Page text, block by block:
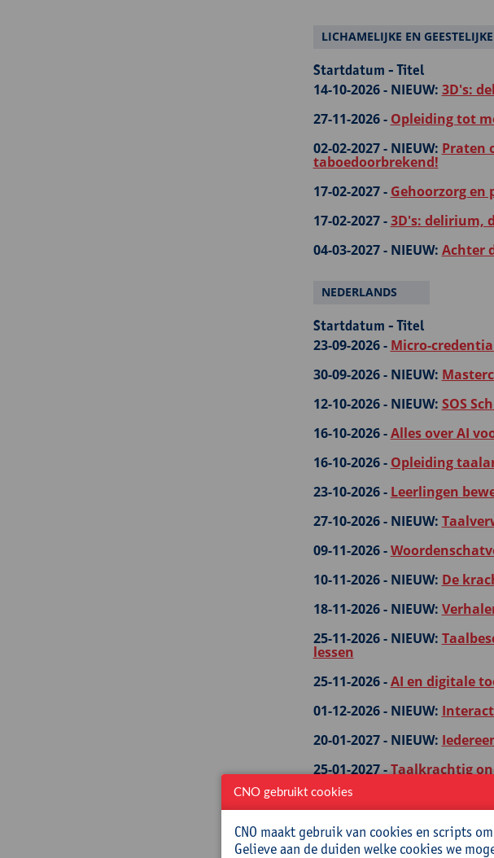
LICHAMELIJKE EN
Startdatum - Titel
14-10-2026 - NIEUW: 3D's:
27-11-2026 - Opleiding tot
02-02-2027 - NIEUW: Praten
taboedoorbrekend!
17-02-2027 - Gehoorzorg
17-02-2027 -3D's: delirium,
04-03-2027 - NIEUW: Achter
NEDERLANDS
Startdatum - Titel
23-09-2026 - Micro-
30-09-2026 - NIEUW:
12-10-2026 - NIEUW: SOS
16-10-2026 -Alles over AI
16-10-2026 - Opleiding
23-10-2026 - Leerlingen
27-10-2026 - NIEUW:
09-11-2026 -
10-11-2026 - NIEUW: De
18-11-2026 - NIEUW:
25-11-2026 - NIEUW:
lessen
25-11-2026 -AI en digitale
01-12-2026 - NIEUW:
20-01-2027 - NIEUW:
25-01-2027 -Taalkrachtig
25-01-2027 -
AI-
leren
28-01-2027 -Wat vertel je
CNO gebruikt cookies
CNO maakt gebruik van cookies en scripts
Gelieve aan de duiden welke cookies we